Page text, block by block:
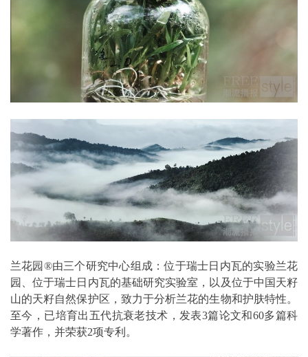
兰花园®由三个研究中心组成：位于瑞士日内瓦的实验兰花
园、位于瑞士日内瓦的基础研究实验室，以及位于中国天籽
山的天籽自然保护区，致力于分析兰花的生物和护肤特性。
至今，已培育出五代抗衰老技术，发表3篇论文和60多篇科
学著作，并荣获2项专利。